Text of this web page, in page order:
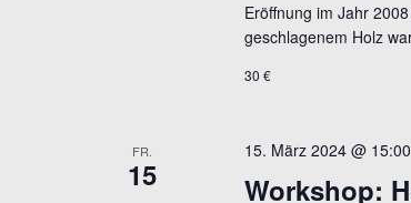
Eröffnung im Jahr
geschlagenem Holz
30 €
FR.
15 Workshop:
15. März 2024 @ 15:00